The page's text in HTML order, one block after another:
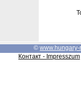
© www.hungary-
Контакт - Impresszum